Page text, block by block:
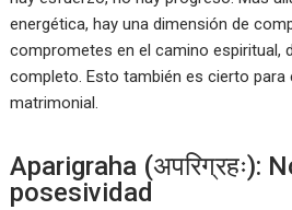
energética, hay una dimensión de
comprometes en el camino espiritual,
completo. Esto también es cierto
matrimonial.
Aparigraha (अपरिग्रहः):
posesividad